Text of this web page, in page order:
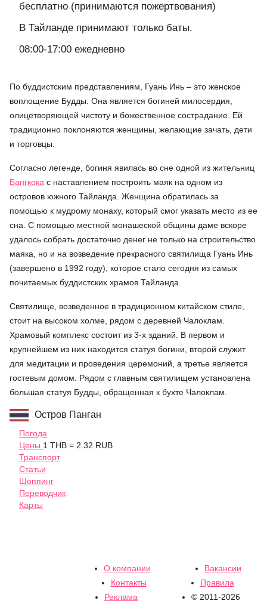
бесплатно (принимаются пожертвования)
В Тайланде принимают только баты.
08:00-17:00 ежедневно
По буддистским представлениям, Гуань Инь – это женское
воплощение Будды. Она является богиней милосердия,
олицетворяющей чистоту и божественное сострадание. Ей
традиционно поклоняются женщины, желающие зачать, дети
и торговцы.
Согласно легенде, богиня явилась во сне одной из жительниц
Бангкока с наставлением построить маяк на одном из
островов южного Тайланда. Женщина обратилась за
помощью к мудрому монаху, который смог указать место из ее
сна. С помощью местной монашеской общины даме вскоре
удалось собрать достаточно денег не только на строительство
маяка, но и на возведение прекрасного святилища Гуань Инь
(завершено в 1992 году), которое стало сегодня из самых
почитаемых буддистских храмов Тайланда.
Святилище, возведенное в традиционном китайском стиле,
стоит на высоком холме, рядом с деревней Чалоклам.
Храмовый комплекс состоит из 3-х зданий. В первом и
крупнейшем из них находится статуя богини, второй служит
для медитации и проведения церемоний, а третье является
гостевым домом. Рядом с главным святилищем установлена
большая статуя Будды, обращенная к бухте Чалоклам.
Остров Панган
Погода
Цены 1 THB = 2.32 RUB
Транспорт
Статьи
Шоппинг
Переводчик
Карты
О компании
Вакансии
Контакты
Правила
Реклама
© 2011-2026